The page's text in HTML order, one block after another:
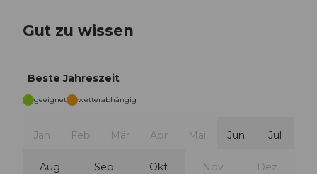
Gut zu wissen
Beste Jahreszeit
geeignet wetterabhängig
Jan Feb Mär Apr Mai Jun Jul
Aug Sep Okt Nov Dez